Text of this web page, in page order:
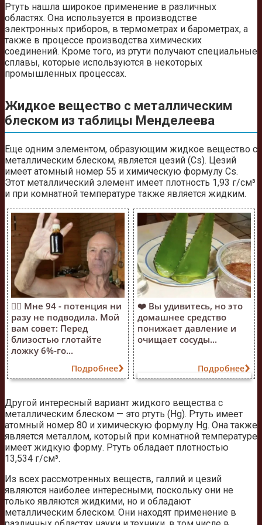
Ртуть нашла широкое применение в различных
областях. Она используется в производстве
электронных приборов, в термометрах и барометрах, а
также в процессе производства химических
соединений. Кроме того, из ртути получают специальные
сплавы, которые используются в некоторых
промышленных процессах.
Жидкое вещество с металлическим
блеском из таблицы Менделеева
Еще одним элементом, образующим жидкое вещество с
металлическим блеском, является цезий (Cs). Цезий
имеет атомный номер 55 и химическую формулу Cs.
Этот металлический элемент имеет плотность 1,93 г/см³
и при комнатной температуре также является жидким.
❤️‍🔥 Мне 94 - потенция ни
разу не подводила. Мой
вам совет: Перед
близостью глотайте
ложку 6%-го...
Подробнее
❤️ Вы удивитесь, но это
домашнее средство
понижает давление и
очищает сосуды...
Подробнее
Другой интересный вариант жидкого вещества с
металлическим блеском — это ртуть (Hg). Ртуть имеет
атомный номер 80 и химическую формулу Hg. Она также
является металлом, который при комнатной температуре
имеет жидкую форму. Ртуть обладает плотностью
13,534 г/см³.
Из всех рассмотренных веществ, галлий и цезий
являются наиболее интересными, поскольку они не
только являются жидкими, но и обладают
металлическим блеском. Они находят применение в